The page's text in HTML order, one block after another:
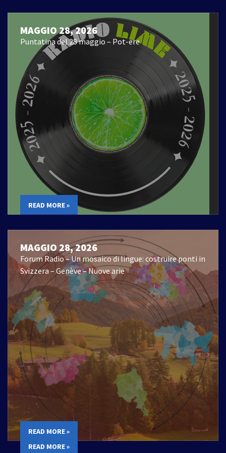
MAGGIO 28, 2026
Puntatina del 28 maggio – Pot-ere
READ MORE »
MAGGIO 28, 2026
Forum Radio – Un mosaico di lingue: costruire ponti in
Svizzera – Genève – Nuove arie
READ MORE »
READ MORE »